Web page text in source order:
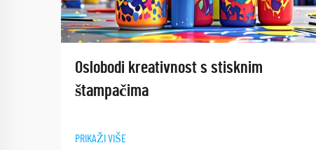
Oslobodi kreativnost s stisknim
štampačima
PRIKAŽI VIŠE